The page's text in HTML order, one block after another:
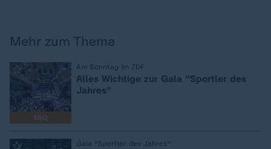
Mehr zum Thema
FAQ
Am Sonntag im ZDF
Alles Wichtige zur Gala "Sportler des
Jahres"
Gala "Sportler des Jahres"